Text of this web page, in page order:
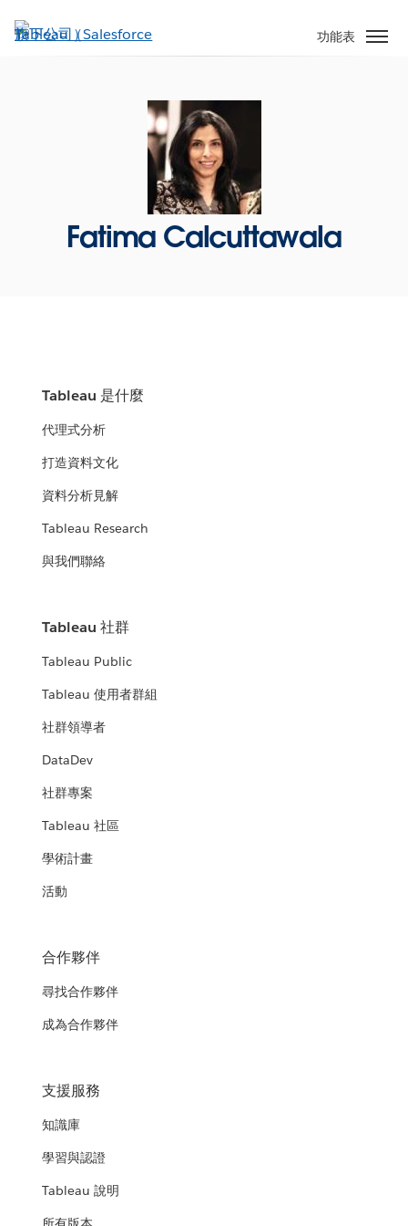
至
功能表
Fatima Calcuttawala
Tableau 是什麼
代理式分析
打造資料文化
資料分析見解
Tableau Research
與我們聯絡
Tableau 社群
Tableau Public
Tableau 使用者群組
社群領導者
DataDev
社群專案
Tableau 社區
學術計畫
活動
合作夥伴
尋找合作夥伴
成為合作夥伴
支援服務
知識庫
學習與認證
Tableau 說明